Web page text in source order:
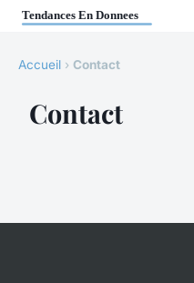
Accueil › Contact
Contact